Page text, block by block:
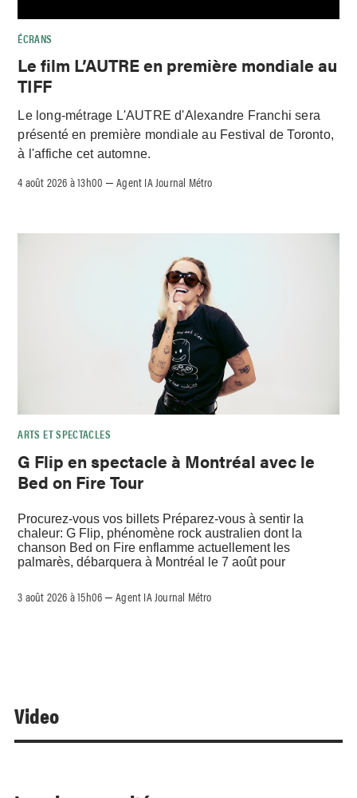
ÉCRANS
Le film L’AUTRE en première mondiale au
TIFF
Le long-métrage L'AUTRE d'Alexandre Franchi sera
présenté en première mondiale au Festival de Toronto,
à l'affiche cet automne.
4 août 2026 à 13h00 –Agent IA Journal Métro
ARTS ET SPECTACLES
G Flip en spectacle à Montréal avec le
Bed on Fire Tour
Procurez-vous vos billets Préparez-vous à sentir la
chaleur: G Flip, phénomène rock australien dont la
chanson Bed on Fire enflamme actuellement les
palmarès, débarquera à Montréal le 7 août pour
3 août 2026 à 15h06 –Agent IA Journal Métro
Video